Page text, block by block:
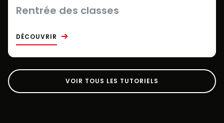
Rentrée des classes
DÉCOUVRIR
VOIR TOUS LES TUTORIELS